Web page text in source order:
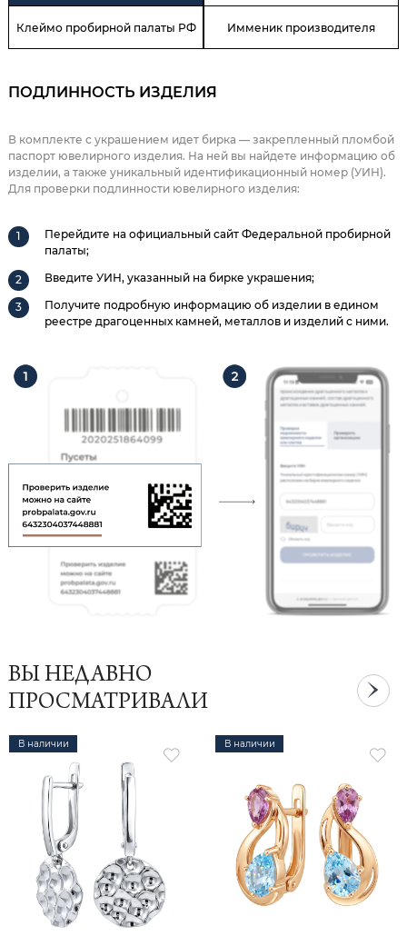
Клеймо пробирной палаты РФ Имменик производителя
ПОДЛИННОСТЬ ИЗДЕЛИЯ
В комплекте с украшением идет бирка — закрепленный пломбой
паспорт ювелирного изделия. На ней вы найдете информацию об
изделии, а также уникальный идентификационный номер (УИН).
Для проверки подлинности ювелирного изделия:
Перейдите на официальный сайт Федеральной пробирной
палаты;
Введите УИН, указанный на бирке украшения;
Получите подробную информацию об изделии в едином
реестре драгоценных камней, металлов и изделий с ними.
ВЫ НЕДАВНО
ПРОСМАТРИВАЛИ
В наличии В наличии